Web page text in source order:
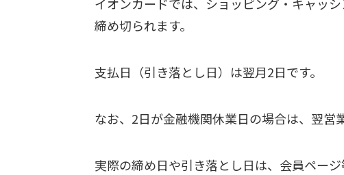
イオンカードでは、ショッピング・キャッ
締め切られます。
支払日（引き落とし日）は翌月2日です。
なお、2日が金融機関休業日の場合は、翌営
実際の締め日や引き落とし日は、会員ページ